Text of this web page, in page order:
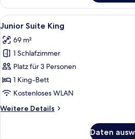
Family
Twin
Ocean
Alle
Fotos
für
Junior
Suite
King
anzeigen
Ein
4
Junior Suite King
69 m²
1 Schlafzimmer
Platz für 3 Personen
1 King-Bett
Kostenloses WLAN
Weitere Details
Weitere
Daten